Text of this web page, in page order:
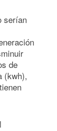
serían
de
(kwh),